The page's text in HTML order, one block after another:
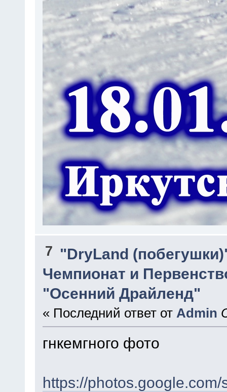
7 "DryLand
Чемпионат и
"Осенний Драйленд"
« Последний ответ от Admin
гнкемгного фото
https://